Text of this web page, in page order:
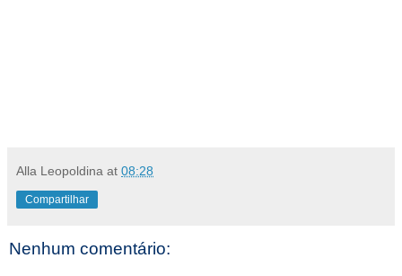
Alla Leopoldina at 08:28
Compartilhar
Nenhum comentário: